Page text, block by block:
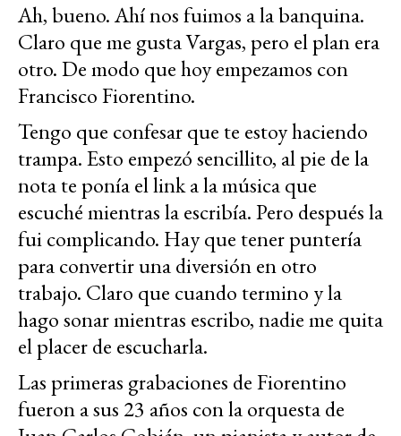
Ah, bueno. Ahí nos fuimos a la banquina.
Claro que me gusta Vargas, pero el plan era
otro. De modo que hoy empezamos con
Francisco Fiorentino.
Tengo que confesar que te estoy haciendo
trampa. Esto empezó sencillito, al pie de la
nota te ponía el link a la música que
escuché mientras la escribía. Pero después la
fui complicando. Hay que tener puntería
para convertir una diversión en otro
trabajo. Claro que cuando termino y la
hago sonar mientras escribo, nadie me quita
el placer de escucharla.
Las primeras grabaciones de Fiorentino
fueron a sus 23 años con la orquesta de